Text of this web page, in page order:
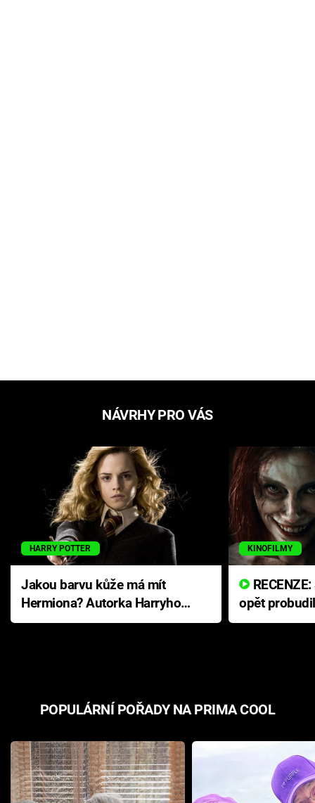
NÁVRHY PRO VÁS
HARRY POTTER
Jakou barvu kůže má mít
Hermiona? Autorka Harryho
Pottera přišla s ráznou
KINOFILMY
opět
přichází s
POPULÁRNÍ POŘADY NA PRIMA COOL